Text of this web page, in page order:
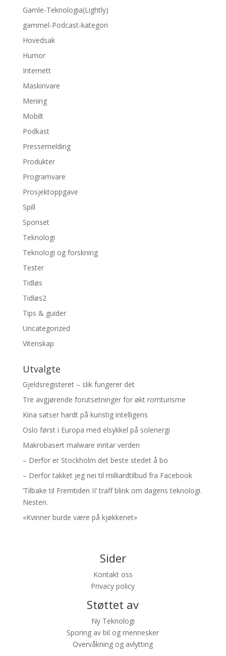
Gamle-Teknologia(Lightly)
gammel-Podcast-kategori
Hovedsak
Humor
Internett
Maskinvare
Mening
Mobilt
Podkast
Pressemelding
Produkter
Programvare
Prosjektoppgave
Spill
Sponset
Teknologi
Teknologi og forskning
Tester
Tidløs
Tidløs2
Tips & guider
Uncategorized
Vitenskap
Utvalgte
Gjeldsregisteret – slik fungerer det
Tre avgjørende forutsetninger for økt romturisme
Kina satser hardt på kunstig intelligens
Oslo først i Europa med elsykkel på solenergi
Makrobasert malware inntar verden
– Derfor er Stockholm det beste stedet å bo
– Derfor takket jeg nei til milliardtilbud fra Facebook
’Tilbake til Fremtiden II’ traff blink om dagens teknologi.
Nesten.
«Kvinner burde være på kjøkkenet»
Sider
Kontakt oss
Privacy policy
Støttet av
Ny Teknologi
Sporing av bil og mennesker
Overvåkning og avlytting